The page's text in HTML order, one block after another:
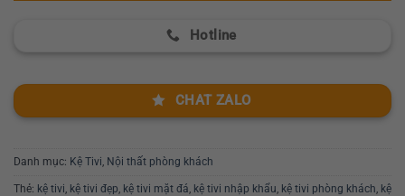
Hotline
CHAT ZALO
Danh mục: Kệ Tivi, Nội thất phòng khách
Thẻ: kệ tivi, kệ tivi đẹp, kệ tivi mặt đá, kệ tivi nhập khẩu, kệ tivi phòng khách, kệ